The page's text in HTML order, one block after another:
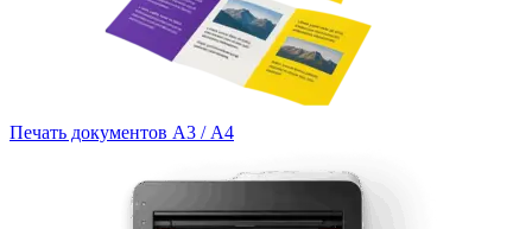
Печать документов А3 / А4